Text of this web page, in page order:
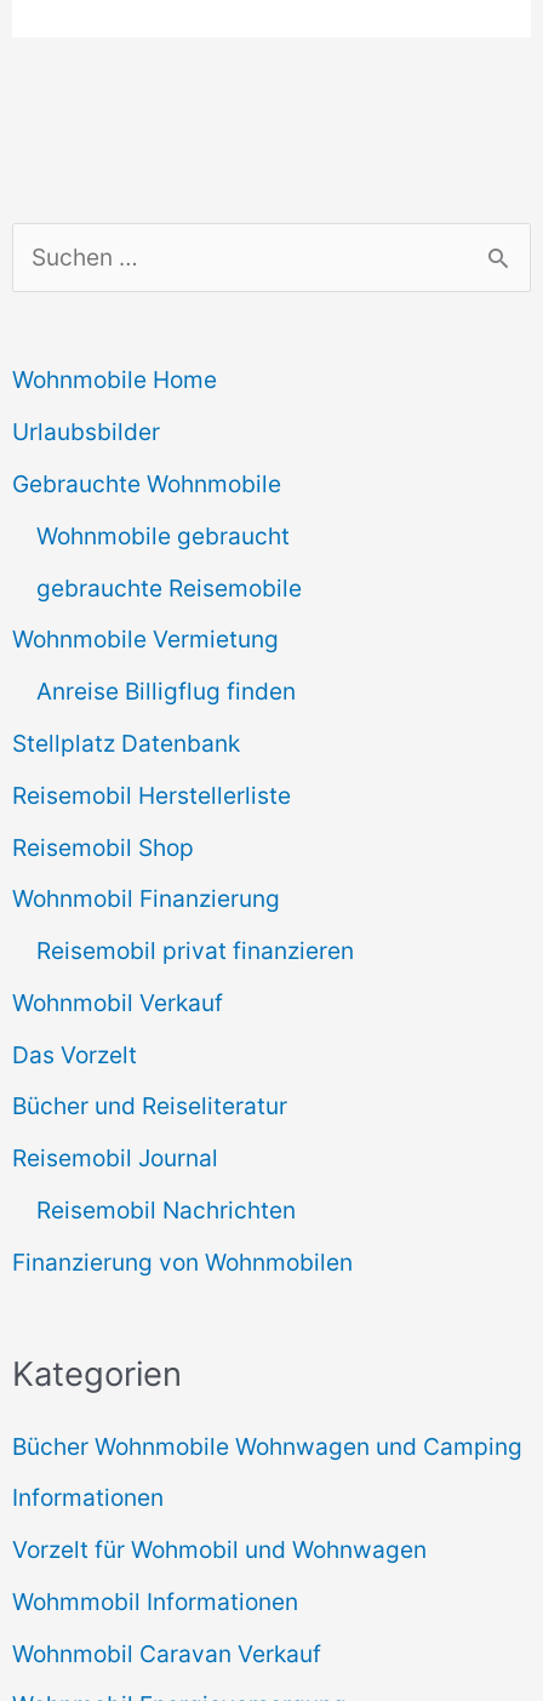
u
h
e
n
Wohnmobile Home
Urlaubsbilder
Gebrauchte Wohnmobile
Wohnmobile gebraucht
gebrauchte Reisemobile
Wohnmobile Vermietung
Anreise Billigflug finden
Stellplatz Datenbank
Reisemobil Herstellerliste
Reisemobil Shop
Wohnmobil Finanzierung
Reisemobil privat finanzieren
Wohnmobil Verkauf
Das Vorzelt
Bücher und Reiseliteratur
Reisemobil Journal
Reisemobil Nachrichten
Finanzierung von Wohnmobilen
Kategorien
Bücher Wohnmobile Wohnwagen und Camping
Informationen
Vorzelt für Wohmobil und Wohnwagen
Wohmmobil Informationen
Wohnmobil Caravan Verkauf